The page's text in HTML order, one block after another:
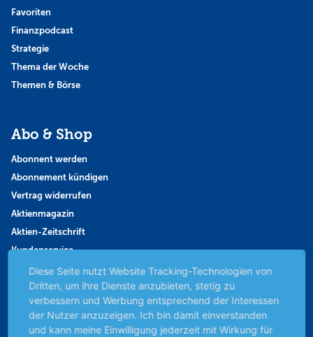
Favoriten
Finanzpodcast
Strategie
Thema der Woche
Themen & Börse
Abo & Shop
Abonnent werden
Abonnement kündigen
Vertrag widerrufen
Aktienmagazin
Aktien-Zeitschrift
Kundenservice
Mein Premium-Bereich
Anlage & Finanzen
Diese Seite nutzt Website Tracking-Technologien von
Dritten, um ihre Dienste anzubieten, stetig zu
verbessern und Werbung entsprechend der Interessen
der Nutzer anzuzeigen. Ich bin damit einverstanden
und kann meine Einwilligung jederzeit mit Wirkung für